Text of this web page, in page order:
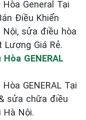
General Tại
Điều Khiển
Nội, sửa điều hòa
Lượng Giá Rẻ.
GENERAL
GENERAL Tại
sửa chữa điều
Hà Nội.